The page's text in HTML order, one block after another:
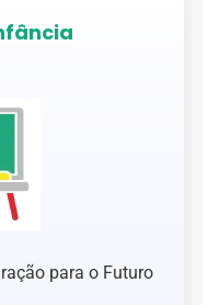
para o Futuro